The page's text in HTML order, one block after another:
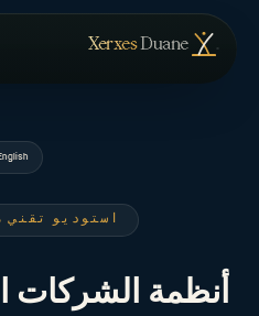
Skip to content
XerxesDuane — الصفحة
استوديو تقني
أنظمة الشركات